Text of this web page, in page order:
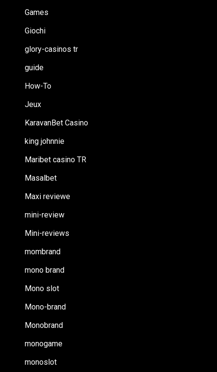
Games
Giochi
glory-casinos tr
guide
How-To
Jeux
KaravanBet Casino
king johnnie
Maribet casino TR
Masalbet
Maxi reviewe
mini-review
Mini-reviews
mombrand
mono brand
Mono slot
Mono-brand
Monobrand
monogame
monoslot